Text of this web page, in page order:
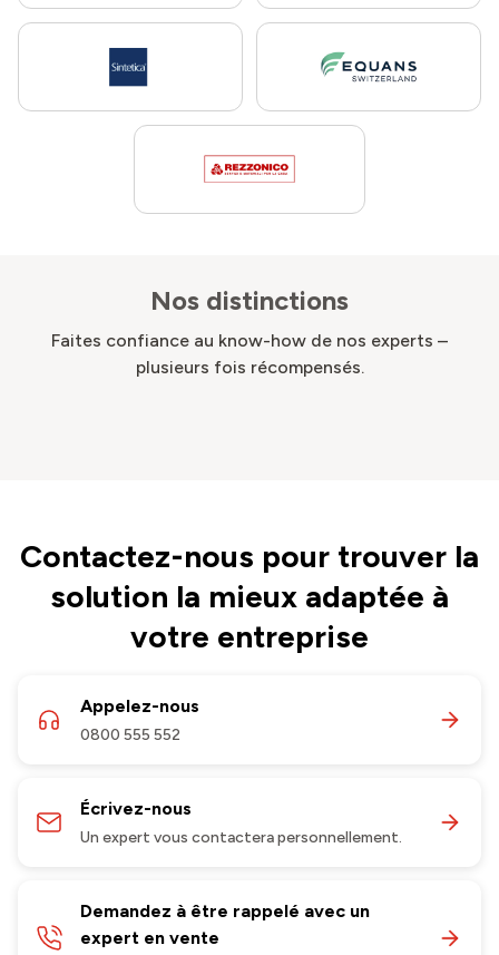
Nos distinctions
Faites confiance au know-how de nos experts –
plusieurs fois récompensés.
Contactez-nous pour trouver la
solution la mieux adaptée à
votre entreprise
Appelez-nous
0800 555 552
Écrivez-nous
Un expert vous contactera personnellement.
Demandez à être rappelé avec un
expert en vente